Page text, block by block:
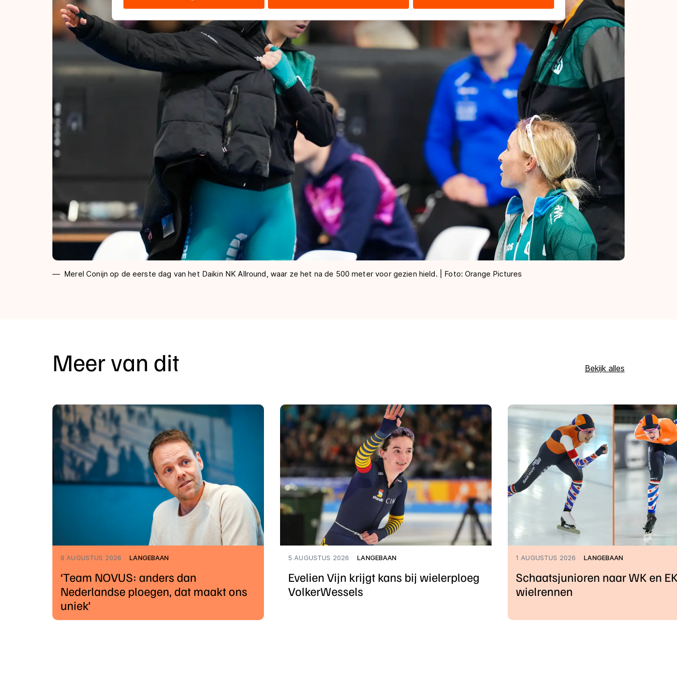
hun services. Sommige partners kunnen gegevens doorgeven aan landen buiten de EU, zoals de VS, waar mogelijk geen
adequaat beschermingsniveau geldt volgens de GDPR. Door op ‘Toestaan’ te klikken, stemt u in met deze overdracht.
Meer informatie vindt u in onscookiebeleid .
Merel Conijn op de eerste dag van het Daikin NK Allround, waar ze het na de 500 meter voor gezien hield. | Foto: Orange Pictures
Meer van dit Bekijk alles
8 AUGUSTUS 2026 LANGEBAAN
‘Team NOVUS: anders dan
Nederlandse ploegen, dat maakt ons
uniek’
5 AUGUSTUS 2026 LANGEBAAN
Evelien Vijn krijgt kans bij wielerploeg
VolkerWessels
1 AUGUSTUS 2026 LANGEBAAN
Schaatsjunioren naar WK en
wielrennen